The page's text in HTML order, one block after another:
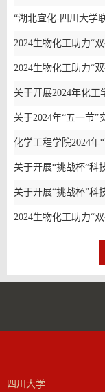
关于开展2024年化工
关于2024年“五一节
四川大学